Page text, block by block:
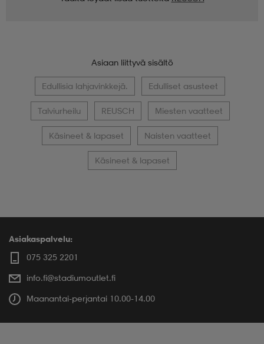
Asiaan liittyvä sisältö
Edullisia lahjavinkkejä. Edulliset asusteet
Talviurheilu REUSCH Miesten vaatteet
Käsineet & lapaset Naisten vaatteet
Käsineet & lapaset
Asiakaspalvelu:
075 325 2201
info.fi@stadiumoutlet.fi
Maanantai-perjantai 10.00-14.00